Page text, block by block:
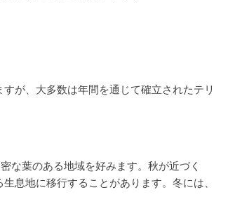
が、大多数は年間を通じて確立されたテリ
な葉のある地域を好みます。秋が近づく
息地に移行することがあります。冬には、